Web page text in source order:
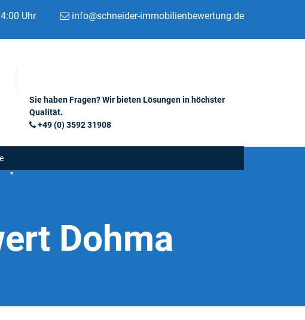
Uhr info@schneider-immobilienbewertung.de
Sie haben Fragen? Wir bieten Lösungen in höchster
Qualität.
+49 (0) 3592 31908
Dohma